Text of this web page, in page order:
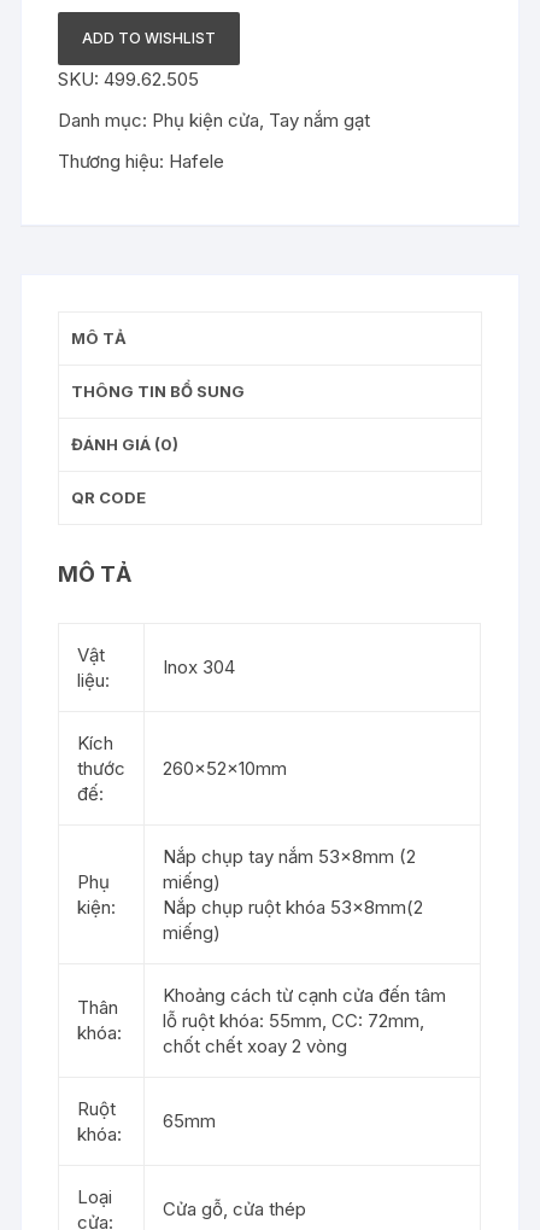
Hafele
nắp
chụp
tròn
lượng
ADD TO WISHLIST
SKU:499.62.505
Danh mục: Phụ kiện cửa, Tay nắm gạt
Thương hiệu: Hafele
MÔ TẢ
THÔNG TIN BỔ SUNG
ĐÁNH GIÁ (0)
QR CODE
MÔ TẢ
Vật
liệu:
Inox 304
Kích
thước
đế:
260x52x10mm
Phụ
kiện:
Nắp chụp tay nắm 53x8mm (2
miếng)
Nắp chụp ruột khóa 53x8mm(2
miếng)
Thân
khóa:
Khoảng cách từ cạnh cửa đến tâm
lỗ ruột khóa: 55mm, CC: 72mm,
chốt chết xoay 2 vòng
Ruột
khóa:
65mm
Loại
cửa:
Cửa gỗ, cửa thép